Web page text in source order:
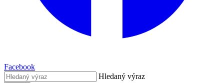
Facebook
Hledaný výraz